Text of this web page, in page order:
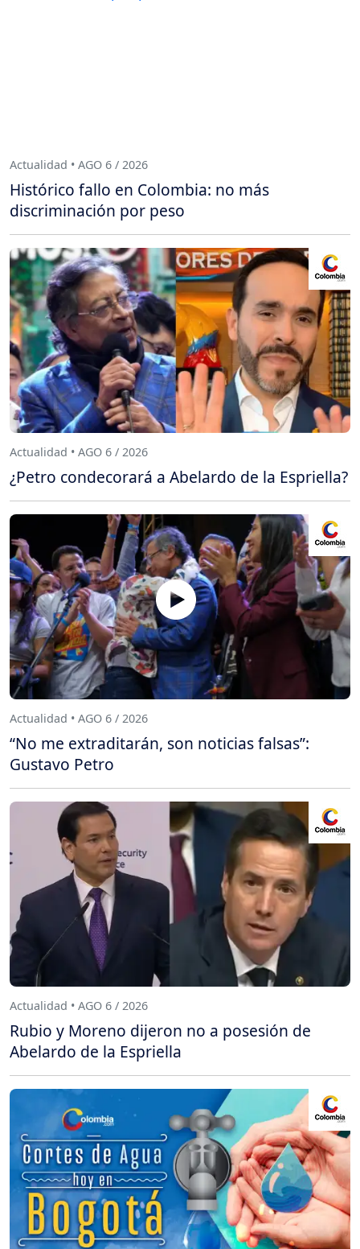
Actualidad • AGO 6 / 2026
Histórico fallo en Colombia: no más
discriminación por peso
Actualidad • AGO 6 / 2026
¿Petro condecorará a Abelardo de la Espriella?
Actualidad • AGO 6 / 2026
“No me extraditarán, son noticias falsas”:
Gustavo Petro
Actualidad • AGO 6 / 2026
Rubio y Moreno dijeron no a posesión de
Abelardo de la Espriella